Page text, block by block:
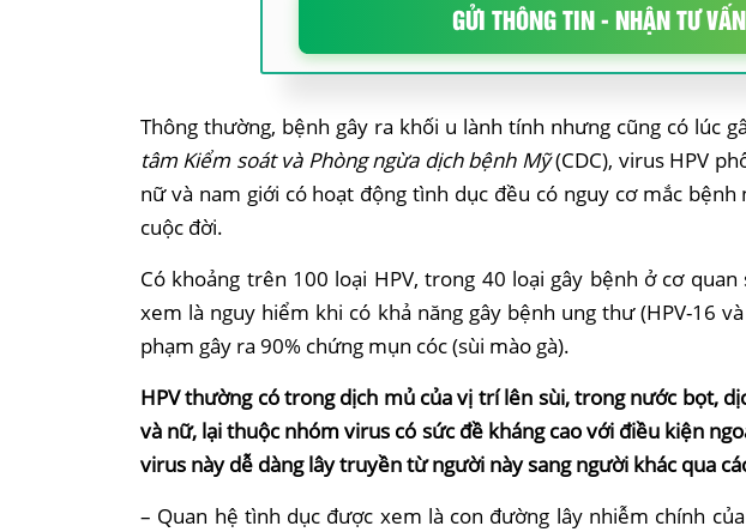
GỬI THÔNG TIN - NHẬN TƯ VẤN
Thông thường, bệnh gây ra khối u lành tính nhưng cũng có lúc
tâm Kiểm soát và Phòng ngừa dịch bệnh Mỹ(CDC), virus HPV
nữ và nam giới có hoạt động tình dục đều có nguy cơ mắc
cuộc đời.
Có khoảng trên 100 loại HPV, trong 40 loại gây bệnh ở cơ
xem là nguy hiểm khi có khả năng gây bệnh ung thư (HPV-16
phạm gây ra 90% chứng mụn cóc (sùi mào gà).
HPV thường có trong dịch mủ của vị trí lên sùi, trong nước bọt,
và nữ, lại thuộc nhóm virus có sức đề kháng cao với điều kiện
virus này dễ dàng lây truyền từ người này sang người khác qua
– Quan hệ tình dục được xem là con đường lây nhiễm chính